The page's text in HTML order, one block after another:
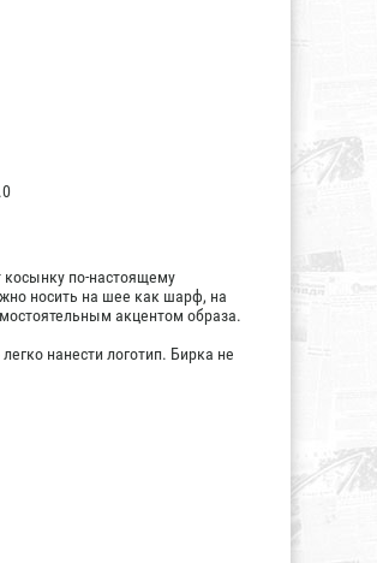
косынку по-настоящему
носить на шее как шарф, на
акцентом образа.
нанести логотип. Бирка не